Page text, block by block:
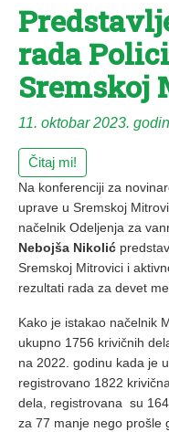
rada
11. oktobar 2023.
Čitaj mi!
Na konferenciji za
uprave u Sremskoj
načelnik Odeljenja za
Nebojša Nikolić
Sremskoj Mitrovici i
rezultati rada za devet
Kako je istakao načelnik
ukupno 1756 krivičnih
na 2022. godinu kada je
registrovano 1822
dela, registrovana su
za 77 manje nego prošle